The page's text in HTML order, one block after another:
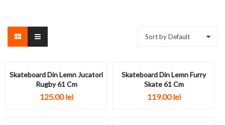
Sort by Default
Skateboard Din Lemn Jucatori
Rugby 61 Cm
125.00lei
Skateboard Din Lemn Furry
Skate 61 Cm
119.00lei